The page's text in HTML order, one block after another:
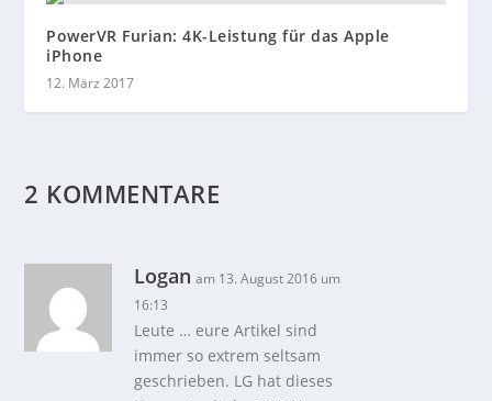
PowerVR Furian: 4K-Leistung für das Apple
iPhone
12. März 2017
2 KOMMENTARE
Logan am 13. August 2016 um
16:13
Leute … eure Artikel sind
immer so extrem seltsam
geschrieben. LG hat dieses